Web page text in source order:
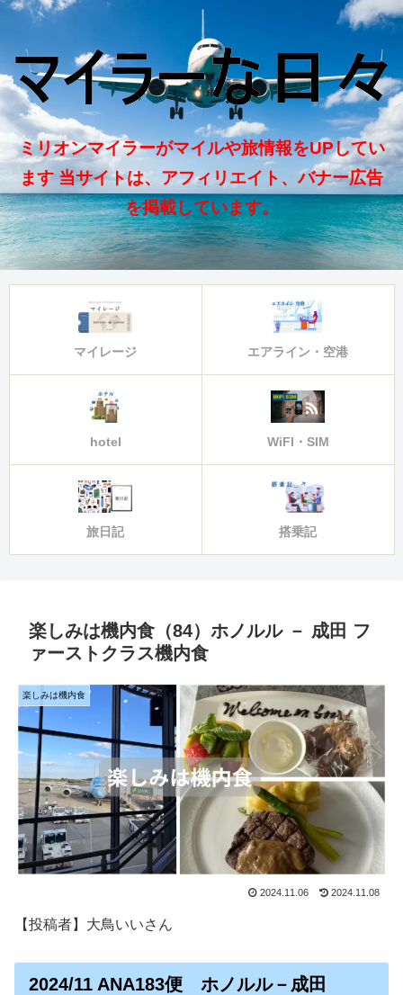
ミリオンマイラーがマイルや旅情報をUPしてい
ます 当サイトは、アフィリエイト、バナー広告
を掲載しています。
マイレージ エアライン・空港
hotel WiFI・SIM
旅日記 搭乗記
楽しみは機内食（84）ホノルル － 成田 フ
ァーストクラス機内食
楽しみは機内食
2024.11.06 2024.11.08
【投稿者】大鳥いいさん
2024/11 ANA183便 ホノルル－成田